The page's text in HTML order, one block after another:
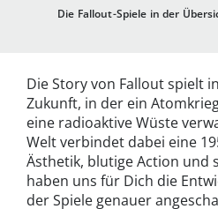
Die Fallout-Spiele in der
Die Story von Fallout spielt
Zukunft, in der ein
eine radioaktive Wüste
Welt verbindet dabei eine
Ästhetik, blutige Action und
haben uns für Dich die
der Spiele genauer